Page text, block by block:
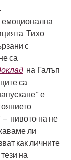
емоционална
Тихо
с
са
  на Галъп
са
е
–  нивото на не
ли
как личните
на